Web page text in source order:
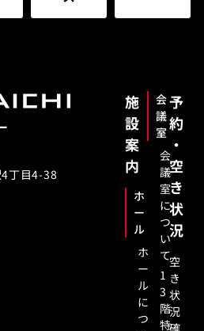
丁目4-38
施
設
案
内
ホ
ー
ル
ホ
ー
ル
に
つ
会
議
室
会
議
室
に
つ
い
て
1
3
階
特
予
約
・
空
き
状
況
空
き
状
況
確